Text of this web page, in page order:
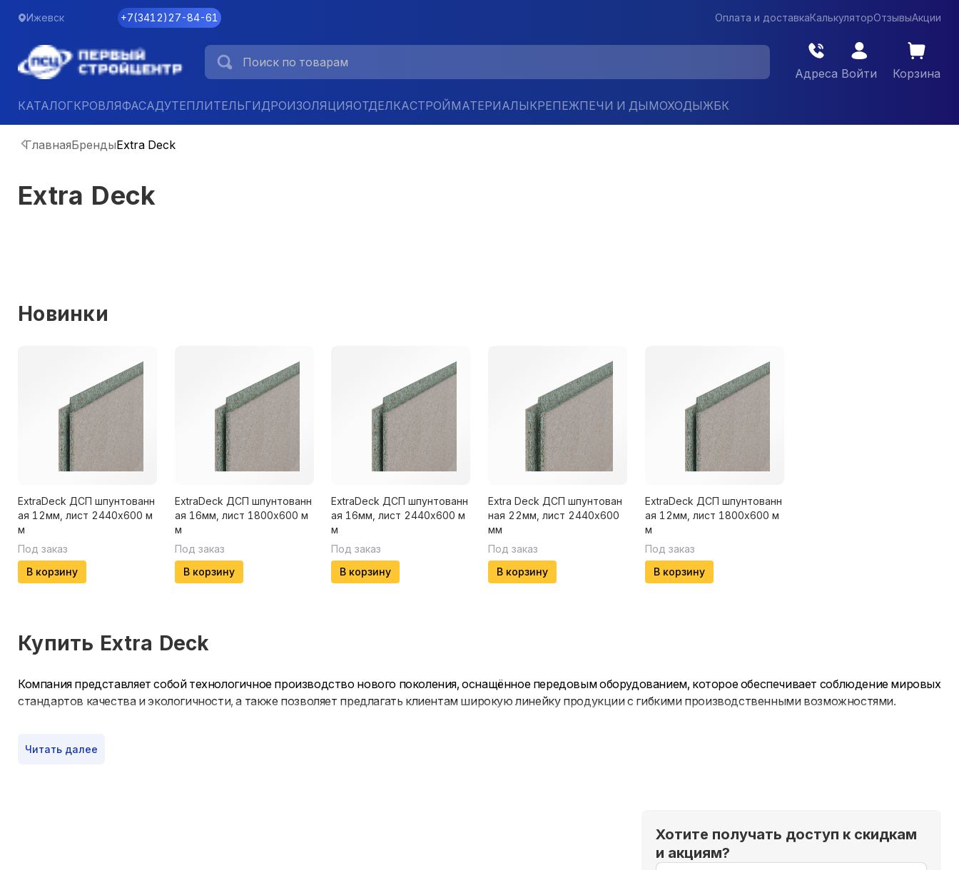
Ижевск +7(3412)27-84-61 Оплата и доставкаКалькуляторОтзывыАкции
Адреса Войти Корзина
КАТАЛОГКРОВЛЯФАСАДУТЕПЛИТЕЛЬГИДРОИЗОЛЯЦИЯОТДЕЛКАСТРОЙМАТЕРИАЛЫКРЕПЕЖПЕЧИ И ДЫМОХОДЫЖБК
ГлавнаяБрендыExtra Deck
Extra Deck
Новинки
ExtraDeck ДСП шпунтованн
ая 12мм, лист 2440х600 м
м
Под заказ
В корзину
ExtraDeck ДСП шпунтованн
ая 16мм, лист 1800х600 м
м
Под заказ
В корзину
ExtraDeck ДСП шпунтованн
ая 16мм, лист 2440х600 м
м
Под заказ
В корзину
Extra Deck ДСП шпунтован
ная 22мм, лист 2440х600
мм
Под заказ
В корзину
ExtraDeck ДСП шпунтованн
ая 12мм, лист 1800х600 м
м
Под заказ
В корзину
Купить Extra Deck
Компания представляет собой технологичное производство нового поколения, оснащённое передовым оборудованием, которое обеспечивает соблюдение мировых
стандартов качества и экологичности, а также позволяет предлагать клиентам широкую линейку продукции с гибкими производственными возможностями.
Читать далее
Хотите получать доступ к скидкам
и акциям?